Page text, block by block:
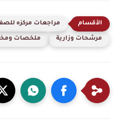
مراجعات مركزه
مرشحات وزارية ملخصات